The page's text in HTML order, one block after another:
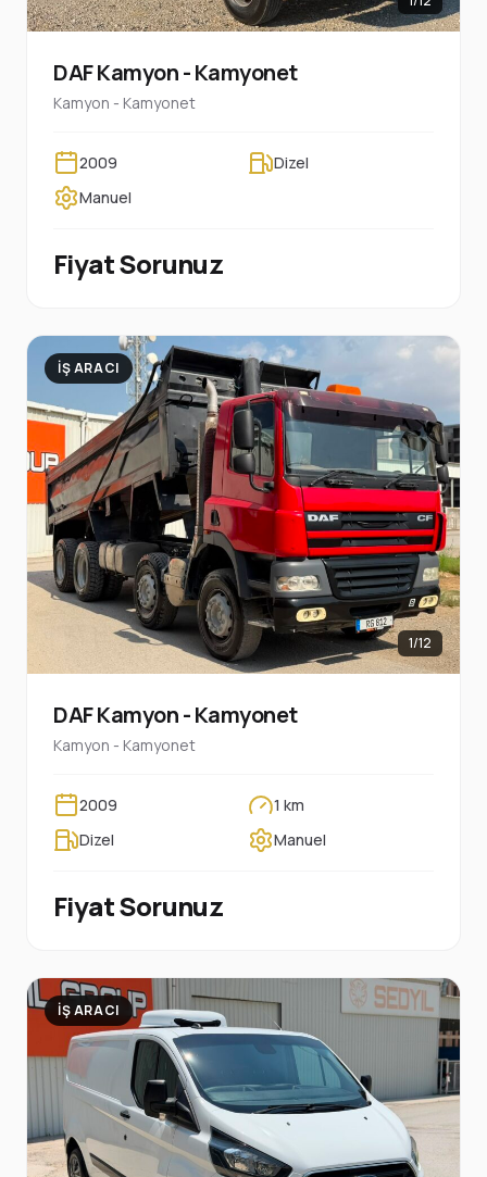
DAF Kamyon - Kamyonet
Kamyon - Kamyonet
2009
Dizel
Manuel
Fiyat Sorunuz
İŞ ARACI
1/12
DAF Kamyon - Kamyonet
Kamyon - Kamyonet
2009
1 km
Dizel
Manuel
Fiyat Sorunuz
İŞ ARACI